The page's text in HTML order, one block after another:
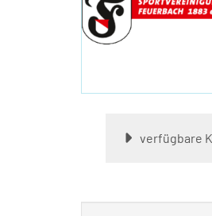
verfügbare